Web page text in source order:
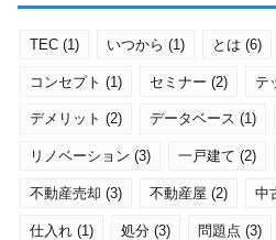
TEC(1) いつから (1) とは (6)
コンセプト (1) セミナー (2) テ
デメリット (2) データベース (1)
リノベーション (3) 一戸建て (2)
不動産売却 (3) 不動産屋 (2) 中
仕入れ(1) 処分(3) 問題点 (3)